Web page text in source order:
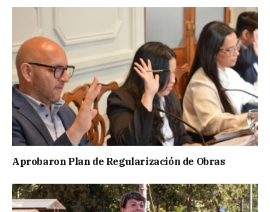
Aprobaron Plan de Regularización de Obras